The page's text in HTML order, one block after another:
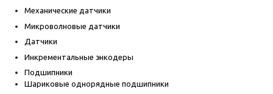
Механические датчики
Микроволновые датчики
Датчики
Инкрементальные энкодеры
Подшипники
Шариковые однорядные подшипники